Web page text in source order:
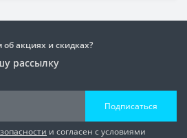
акциях и скидках?
рассылку
Подписаться
и согласен с условиями